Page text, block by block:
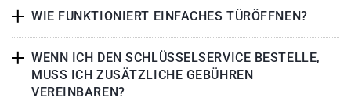
WIE FUNKTIONIERT EINFACHES TÜRÖFFNEN?
WENN ICH DEN SCHLÜSSELSERVICE BESTELLE,
MUSS ICH ZUSÄTZLICHE GEBÜHREN
VEREINBAREN?